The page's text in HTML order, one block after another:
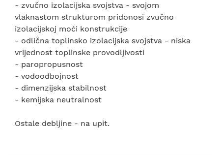
- zvučno izolacijska svojstva - svojom
vlaknastom strukturom pridonosi zvučno
izolacijskoj moći konstrukcije
- odlična toplinsko izolacijska svojstva - niska
vrijednost toplinske provodljivosti
- paropropusnost
- vodoodbojnost
- dimenzijska stabilnost
- kemijska neutralnost
Ostale debljine - na upit.